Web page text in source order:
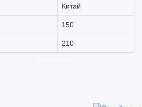
Китай
150
210